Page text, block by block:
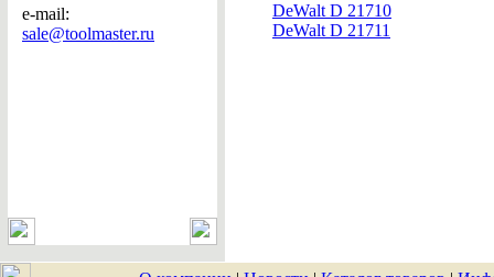
e-mail:
sale@toolmaster.ru
DeWalt D 21710
DeWalt D 21711